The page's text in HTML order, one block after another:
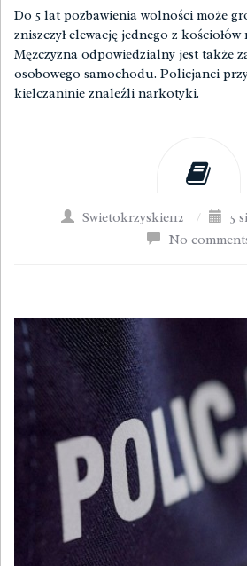
Do 5 lat pozbawienia wolności może
zniszczył elewację jednego z
Mężczyzna odpowiedzialny jest także
osobowego samochodu. Policjanci
kielczaninie znaleźli narkotyki.
Swietokrzyskie112 / 5
No